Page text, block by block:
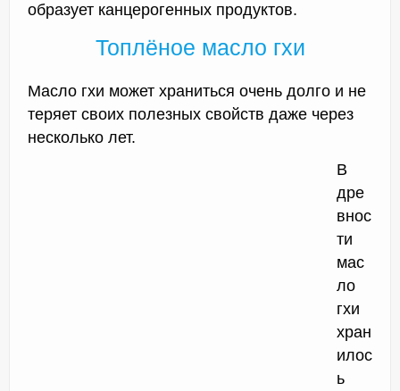
образует канцерогенных продуктов.
Топлёное масло гхи
Масло гхи может храниться очень долго и не
теряет своих полезных свойств даже через
несколько лет.
В
дре
внос
ти
мас
ло
гхи
хран
илос
ь